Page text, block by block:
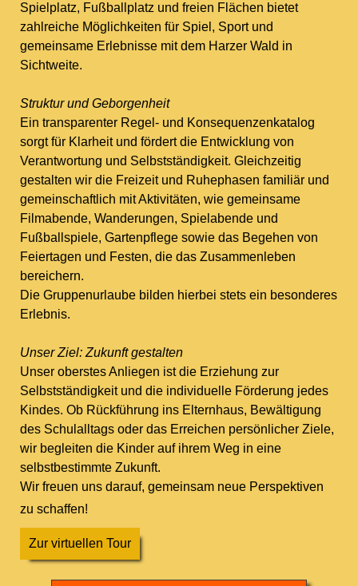
Spielplatz, Fußballplatz und freien Flächen bietet
zahlreiche Möglichkeiten für Spiel, Sport und
gemeinsame Erlebnisse mit dem Harzer Wald in
Sichtweite.
Struktur und Geborgenheit
Ein transparenter Regel- und Konse­quenzen­katalog
sorgt für Klarheit und fördert die Entwicklung von
Verantwortung und Selbstständigkeit. Gleichzeitig
gestalten wir die Freizeit und Ruhephasen familiär und
gemeinschaftlich mit Aktivitäten, wie gemeinsame
Filmabende, Wanderungen, Spielabende und
Fußballspiele, Gartenpflege sowie das Begehen von
Feiertagen und Festen, die das Zusammenleben
bereichern.
Die Gruppenurlaube bilden hierbei stets ein besonderes
Erlebnis.
Unser Ziel: Zukunft gestalten
Unser oberstes Anliegen ist die Erziehung zur
Selbstständigkeit und die individuelle Förderung jedes
Kindes. Ob Rückführung ins Elternhaus, Bewältigung
des Schulalltags oder das Erreichen persönlicher Ziele,
wir begleiten die Kinder auf ihrem Weg in eine
selbstbestimmte Zukunft.
Wir freuen uns darauf, gemeinsam neue Perspektiven
zu schaffen!
Zur virtuellen Tour